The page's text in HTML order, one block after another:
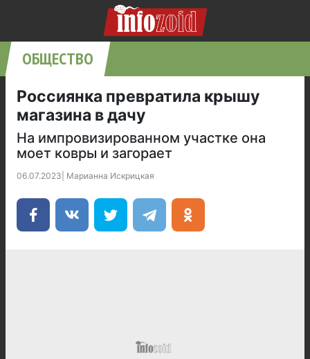
ОБЩЕСТВО
Россиянка превратила крышу
магазина в дачу
На импровизированном участке она
моет ковры и загорает
06.07.2023 Марианна Искрицкая